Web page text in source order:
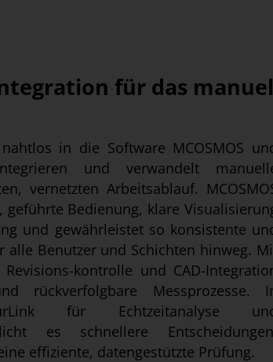
für das
in die Software MCOSMOS
und verwandelt
vernetzten Arbeitsablauf.
Bedienung, klare
und gewährleistet so konsistente
alle Benutzer und Schichten hinweg.
kontrolle und CAD-
rückverfolgbare Messprozesse.
für Echtzeitanalyse
es schnellere
effiziente, datengestützte Prüfung.